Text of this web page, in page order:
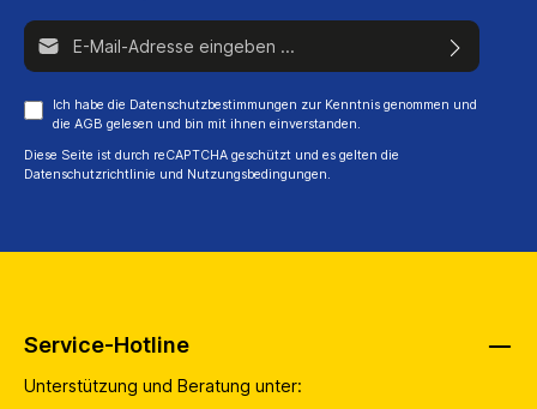
E-Mail-Adresse*
Ich habe die Datenschutzbestimmungen zur Kenntnis genommen und
die AGB gelesen und bin mit ihnen einverstanden.
Diese Seite ist durch reCAPTCHA geschützt und es gelten die
Datenschutzrichtlinie und Nutzungsbedingungen.
Service-Hotline
Unterstützung und Beratung unter: